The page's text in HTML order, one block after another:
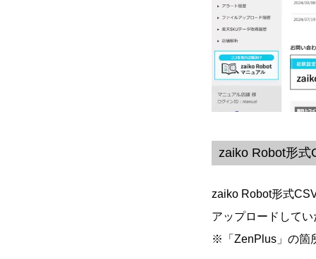
zaiko Robot形式
zaiko Robot形式
アップロードして
※「ZenPlus」の箇